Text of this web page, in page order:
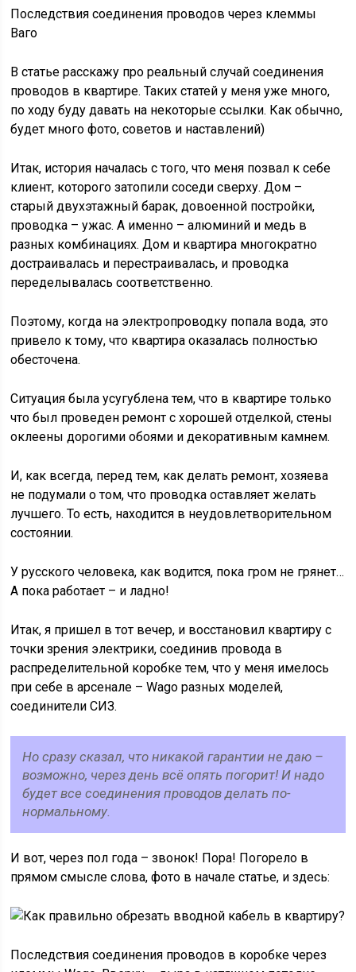
Последствия соединения проводов через клеммы
Ваго
В статье расскажу про реальный случай соединения
проводов в квартире. Таких статей у меня уже много,
по ходу буду давать на некоторые ссылки. Как обычно,
будет много фото, советов и наставлений)
Итак, история началась с того, что меня позвал к себе
клиент, которого затопили соседи сверху. Дом –
старый двухэтажный барак, довоенной постройки,
проводка – ужас. А именно – алюминий и медь в
разных комбинациях. Дом и квартира многократно
достраивалась и перестраивалась, и проводка
переделывалась соответственно.
Поэтому, когда на электропроводку попала вода, это
привело к тому, что квартира оказалась полностью
обесточена.
Ситуация была усугублена тем, что в квартире только
что был проведен ремонт с хорошей отделкой, стены
оклеены дорогими обоями и декоративным камнем.
И, как всегда, перед тем, как делать ремонт, хозяева
не подумали о том, что проводка оставляет желать
лучшего. То есть, находится в неудовлетворительном
состоянии.
У русского человека, как водится, пока гром не грянет…
А пока работает – и ладно!
Итак, я пришел в тот вечер, и восстановил квартиру с
точки зрения электрики, соединив провода в
распределительной коробке тем, что у меня имелось
при себе в арсенале – Wago разных моделей,
соединители СИЗ.
Но сразу сказал, что никакой гарантии не даю –
возможно, через день всё опять погорит! И надо
будет все соединения проводов делать по-
нормальному.
И вот, через пол года – звонок! Пора! Погорело в
прямом смысле слова, фото в начале статье, и здесь:
Последствия соединения проводов в коробке через